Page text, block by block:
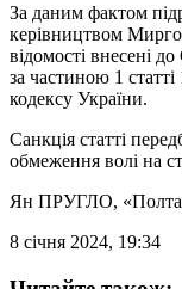
За даним фактом
керівництвом
відомості внесені
за частиною 1
кодексу України.
Санкція статті
обмеження волі на
Ян ПРУГЛО,
8 січня 2024, 19:34